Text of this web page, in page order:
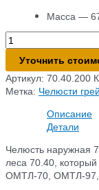
Масса —
Количество
товара
Челюсть
наружная
70.40.200
Уточнить
Артикул: 70.40.200
Метка: Челюсти
Описание
Детали
Челюсть наружная
леса 70.40,
ОМТЛ-70, ОМТЛ-97,